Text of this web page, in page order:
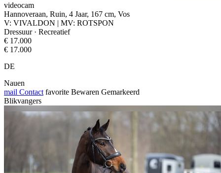
videocam
Hannoveraan, Ruin, 4 Jaar, 167 cm, Vos
V: VIVALDON | MV: ROTSPON
Dressuur · Recreatief
€ 17.000
€ 17.000
DE
Nauen
mail Contact favorite Bewaren Gemarkeerd
Blikvangers